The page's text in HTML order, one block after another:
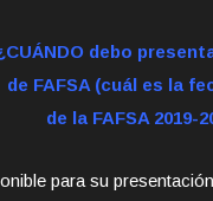
debo
de FAFSA (cuál es la
de la FAFSA 2019-
para su